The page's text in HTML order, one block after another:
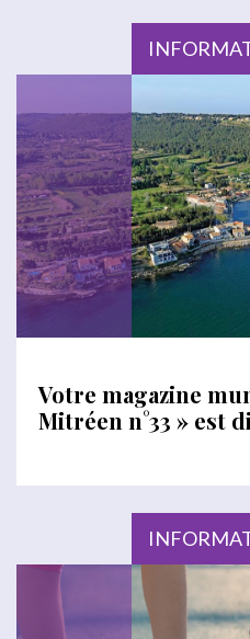
Votre magazine
Mitréen n°33 » est